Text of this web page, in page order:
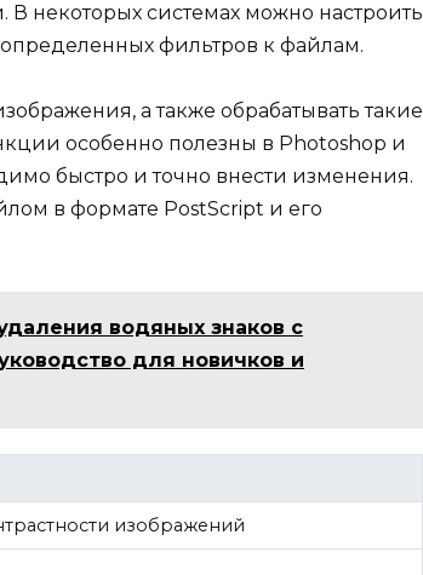
некоторых системах можно настроить
фильтров к файлам.
а также обрабатывать такие
особенно полезны в Photoshop и
быстро и точно внести изменения.
в формате PostScript и его
водяных знаков с
для новичков и
изображений